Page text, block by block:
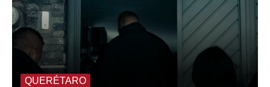
QUERÉTARO